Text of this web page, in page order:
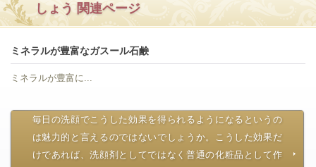
しょう 関連ページ
ミネラルが豊富なガスール石鹸
ミネラルが豊富に...
毎日の洗顔でこうした効果を得られるようになるというの
は魅力的と言えるのではないでしょうか。こうした効果だ
けであれば、洗顔剤としてではなく普通の化粧品として作